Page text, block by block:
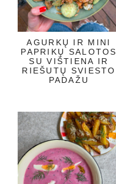
AGURKŲ IR MINI
PAPRIKŲ SALOTOS
SU VIŠTIENA IR
RIEŠUTŲ SVIESTO
PADAŽU